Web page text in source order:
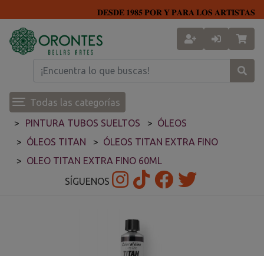
𝐃𝐄𝐒𝐃𝐄 𝟏𝟗𝟖𝟓 𝐏𝐎𝐑 𝐘 𝐏𝐀𝐑𝐀 𝐋𝐎𝐒 𝐀𝐑𝐓𝐈𝐒𝐓𝐀𝐒
Todas las categorías
PINTURA TUBOS SUELTOS
ÓLEOS
ÓLEOS TITAN
ÓLEOS TITAN EXTRA FINO
OLEO TITAN EXTRA FINO 60ML
SÍGUENOS